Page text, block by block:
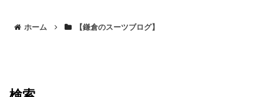
ホーム 【鎌倉のスーツブログ】